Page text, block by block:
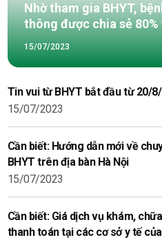
Nhờ tham gia BHYT,
thông được chia sẻ 80%
15/07/2023
Tin vui từ BHYT bắt đầu từ 20/8/
15/07/2023
Cần biết: Hướng dẫn mới về
BHYT trên địa bàn Hà Nội
15/07/2023
Cần biết: Giá dịch vụ khám,
thanh toán tại các cơ sở y tế